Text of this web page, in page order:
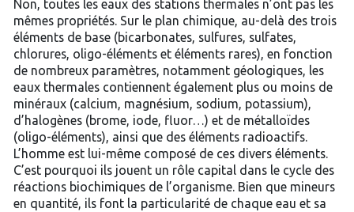
Non, toutes les eaux des stations thermales n’ont pas les
mêmes propriétés. Sur le plan chimique, au-delà des trois
éléments de base (bicarbonates, sulfures, sulfates,
chlorures, oligo-éléments et éléments rares), en fonction
de nombreux paramètres, notamment géologiques, les
eaux thermales contiennent également plus ou moins de
minéraux (calcium, magnésium, sodium, potassium),
d’halogènes (brome, iode, fluor…) et de métalloïdes
(oligo-éléments), ainsi que des éléments radioactifs.
L’homme est lui-même composé de ces divers éléments.
C’est pourquoi ils jouent un rôle capital dans le cycle des
réactions biochimiques de l’organisme. Bien que mineurs
en quantité, ils font la particularité de chaque eau et sa